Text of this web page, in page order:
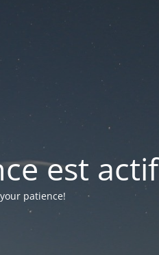
est actif
patience!